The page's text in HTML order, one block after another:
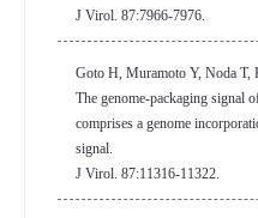
J Virol. 87:7966-7976.
Goto H, Muramoto Y, Noda T,
The genome-packaging signal
comprises a genome
signal.
J Virol. 87:11316-11322.